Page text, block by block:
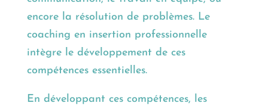
encore la résolution de problèmes. Le
coaching en insertion professionnelle
intègre le développement de ces
compétences essentielles.
En développant ces compétences, les